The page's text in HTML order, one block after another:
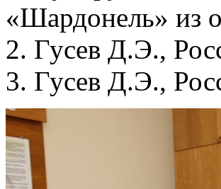
«Шардонель» из
2. Гусев Д.Э.,
3. Гусев Д.Э.,